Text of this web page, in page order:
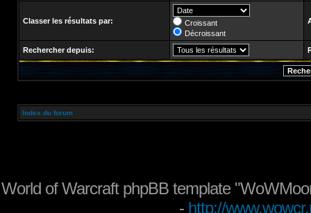
Classer les résultats par:
Croissant
Décroissant
Rechercher depuis:
Index du forum
World of Warcraft phpBB template
- http://